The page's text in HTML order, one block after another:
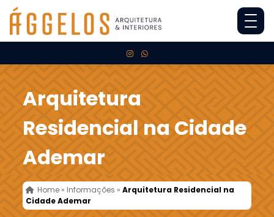
Arquitetura
Residencial na Cidade
Ademar
Home » Informações »Arquitetura Residencial na
Cidade Ademar